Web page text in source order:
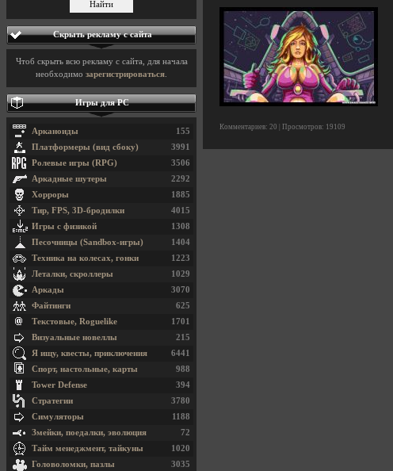
Комментариев: 20 | Просмотров: 19109
Скрыть рекламу с сайта
Чтоб скрыть всю рекламу с сайта, для начала
необходимо зарегистрироваться
Игры для PC
155
Арканоиды
3991
Платформеры (вид сбоку)
3506
Ролевые игры (RPG)
2292
Аркадные шутеры
1885
Хорроры
4015
Тир, FPS, 3D-бродилки
1308
Игры с физикой
1404
Песочницы (Sandbox-игры)
1223
Техника на колесах, гонки
1029
Леталки, скроллеры
3070
Аркады
625
Файтинги
1701
Текстовые, Roguelike
215
Визуальные новеллы
6441
Я ищу, квесты, приключения
988
Спорт, настольные, карты
394
Tower Defense
3780
Стратегии
1188
Симуляторы
72
Змейки, поедалки, эволюция
1020
Тайм менеджмент, тайкуны
3035
Головоломки, пазлы